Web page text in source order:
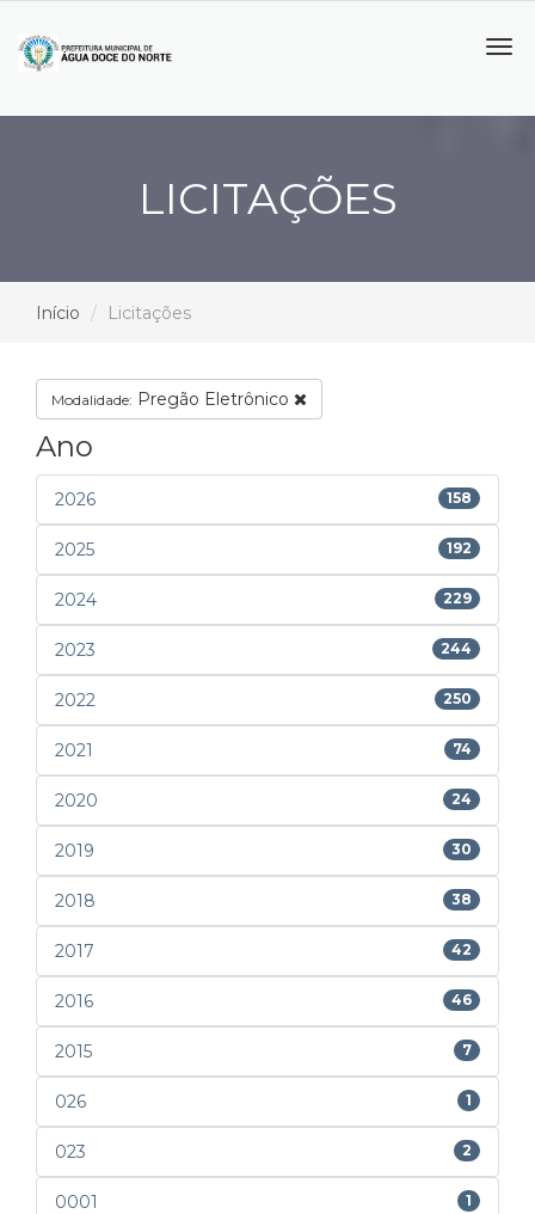
LICITAÇÕES
Início Licitações
Modalidade: Pregão Eletrônico
Ano
2026 158
2025 192
2024 229
2023 244
2022 250
2021 74
2020 24
2019 30
2018 38
2017 42
2016 46
2015 7
026 1
023 2
0001 1